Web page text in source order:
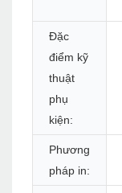
Đặc
điểm kỹ
thuật
phụ
kiện:
Phương
pháp in: